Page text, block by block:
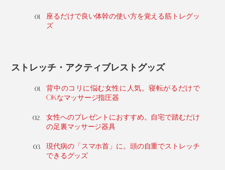
座るだけで良い体幹の使い方を覚える筋トレグッ
ズ
ストレッチ・アクティブレストグッズ
背中のコリに悩む女性に人気。寝転がるだけで
OKなマッサージ指圧器
女性へのプレゼントにおすすめ。自宅で踏むだけ
の足裏マッサージ器具
現代病の「スマホ首」に。頭の自重でストレッチ
できるグッズ